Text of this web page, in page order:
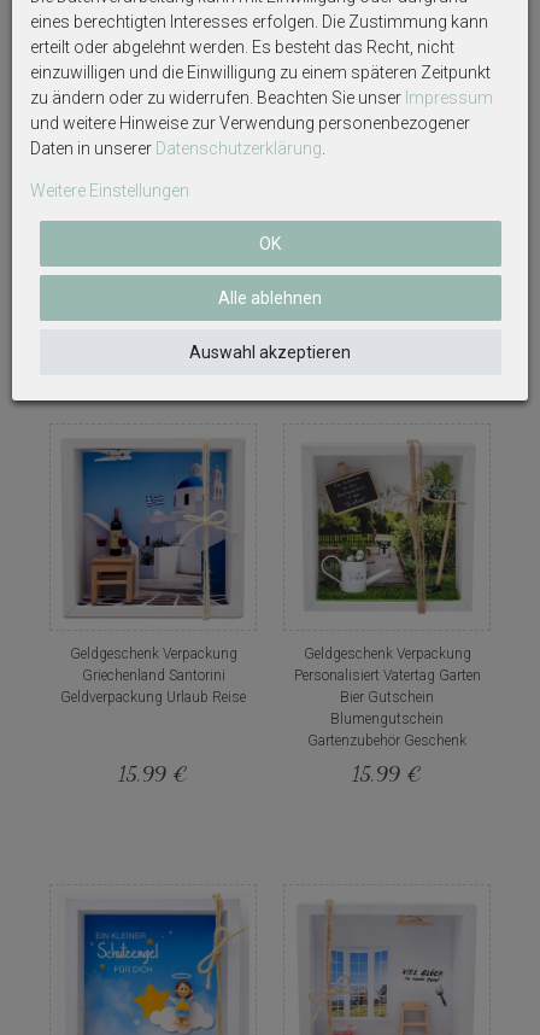
Geburtstag Weihnachten
Geburtstag Hochzeit
Geldgeschenk Verpackung
Griechenland Santorini
Geldverpackung Urlaub Reise
15,99 €
Geldgeschenk Verpackung
Personalisiert Vatertag Garten
Bier Gutschein
Blumengutschein
Gartenzubehör Geschenk
15,99 €
eines berechtigten Interesses erfolgen. Die Zustimmung kann
erteilt oder abgelehnt werden. Es besteht das Recht, nicht
einzuwilligen und die Einwilligung zu einem späteren Zeitpunkt
zu ändern oder zu widerrufen. Beachten Sie unser Impressum
und weitere Hinweise zur Verwendung personenbezogener
Daten in unserer Daten­schutz­erklärung
Weitere Einstellungen
OK
Alle ablehnen
Auswahl akzeptieren